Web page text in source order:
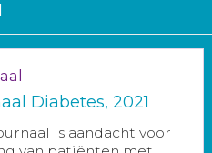
Diabetes, 2021
is aandacht voor